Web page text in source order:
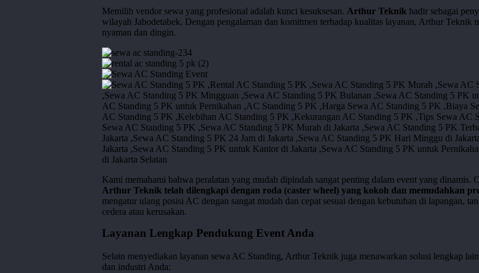
Memilih vendor sewa yang profesional adalah kunci kesuksesan. Arthur Teknik hadir sebagai
wilayah Jabodetabek. Dengan pengalaman dan komitmen terhadap kualitas layanan, Arthur Teknik
nyaman dan dingin.
sewa
ac
standing-
234
rental
ac
standing
5
pk
(2)
Sewa
AC
Standing
Event
ac
standing-
215
Kami memahami bahwa peralatan yang mudah dipindah sangat penting dalam event yang dinamis.
Arthur Teknik telah dilengkapi dengan roda (caster wheel) yang kokoh dan memudahkan
mengatur ulang posisi AC dengan sangat mudah dan cepat sesuai dengan kebutuhan di lapangan,
cedera atau kerusakan.
Layanan Lengkap Pendukung Event Anda
Selain menyediakan layanan sewa AC Standing, Arthur Teknik juga menawarkan solusi lengkap
dan industri Anda: